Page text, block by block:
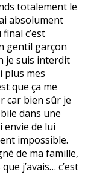
totalement le
absolument
c’est
gentil garçon
je suis interdit
plus mes
que ça me
car bien sûr je
dans une
envie de lui
impossible.
de ma famille,
j’avais… c’est